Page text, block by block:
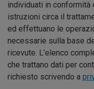
individuati in conformità
istruzioni circa il
ed effettuano le
necessarie sulla base
ricevute. L’elenco
che trattano dati per
richiesto scrivendo a